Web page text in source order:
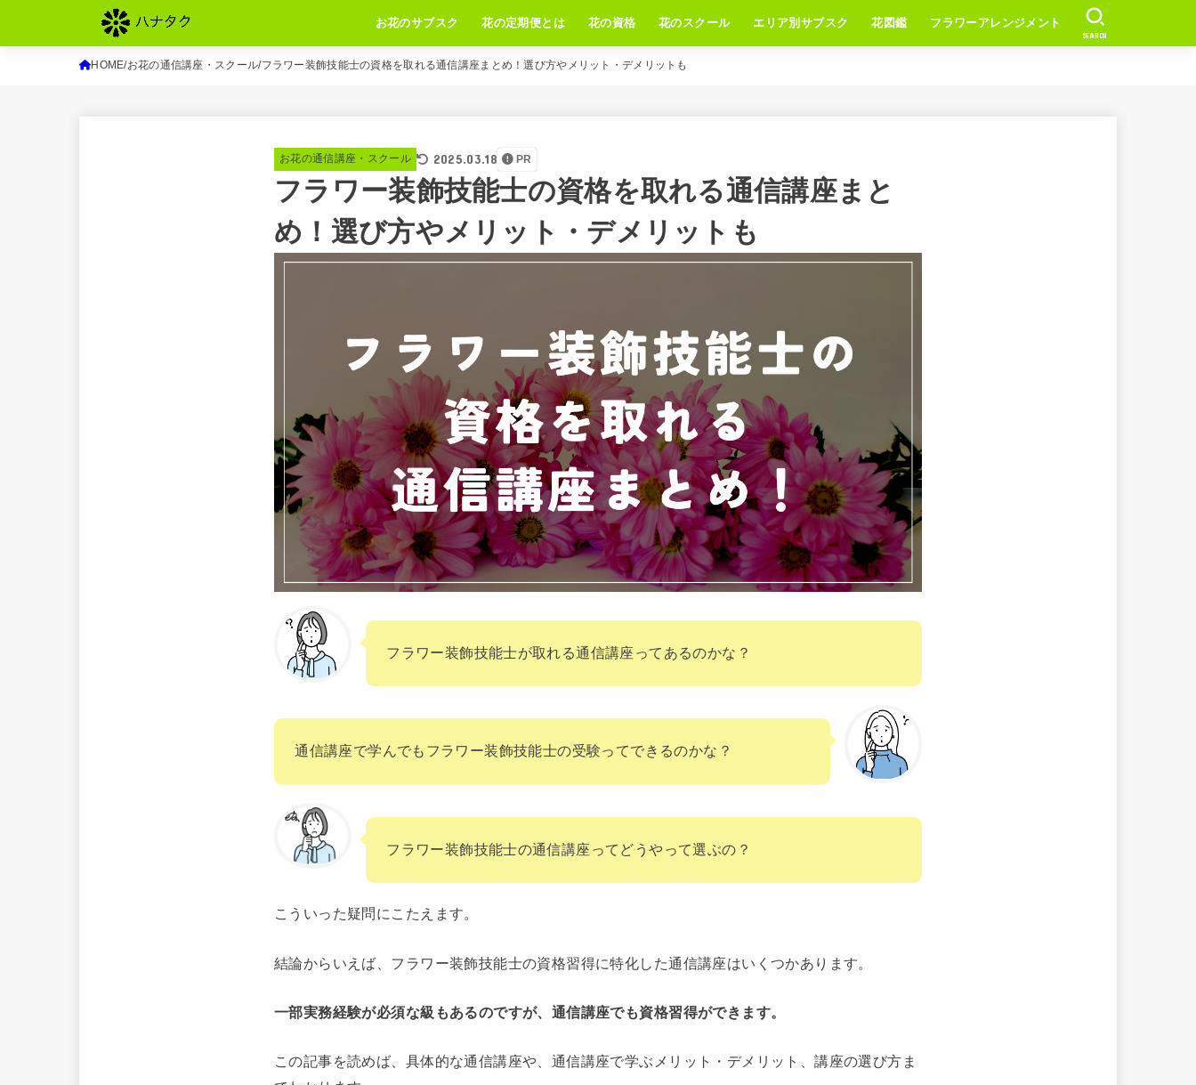
お花のサブスク 花の定期便とは 花の資格 花のスクール エリア別サブスク 花図鑑 フラワーアレンジメント
SEARCH
HOME お花の通信講座・スクール フラワー装飾技能士の資格を取れる通信講座まとめ！選び方やメリット・デメリットも
お花の通信講座・スクール 2025.03.18 PR
フラワー装飾技能士の資格を取れる通信講座まと
め！選び方やメリット・デメリットも
フラワー装飾技能士が取れる通信講座ってあるのかな？
通信講座で学んでもフラワー装飾技能士の受験ってできるのかな？
フラワー装飾技能士の通信講座ってどうやって選ぶの？
こういった疑問にこたえます。
結論からいえば、フラワー装飾技能士の資格習得に特化した通信講座はいくつかあります。
一部実務経験が必須な級もあるのですが、通信講座でも資格習得ができます。
この記事を読めば、具体的な通信講座や、通信講座で学ぶメリット・デメリット、講座の選び方ま